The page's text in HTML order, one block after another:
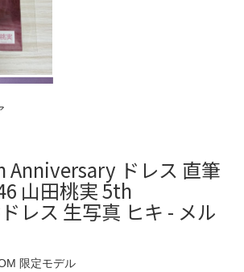
Anniversary ドレス 直筆
山田桃実 5th
レス 生写真 ヒキ - メル
限定モデル